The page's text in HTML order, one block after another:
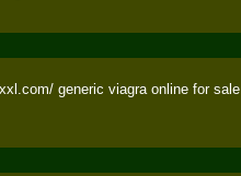
generic viagra online for sale